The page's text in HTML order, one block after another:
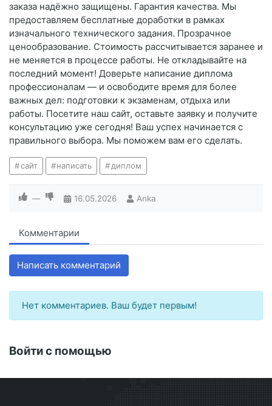
заказа надёжно защищены. Гарантия качества. Мы
предоставляем бесплатные доработки в рамках
изначального технического задания. Прозрачное
ценообразование. Стоимость рассчитывается заранее и
не меняется в процессе работы. Не откладывайте на
последний момент! Доверьте написание диплома
профессионалам — и освободите время для более
важных дел: подготовки к экзаменам, отдыха или
работы. Посетите наш сайт, оставьте заявку и получите
консультацию уже сегодня! Ваш успех начинается с
правильного выбора. Мы поможем вам его сделать.
сайт написать диплом
— 16.05.2026 Anka
Комментарии
Написать комментарий
Нет комментариев. Ваш будет первым!
Войти с помощью